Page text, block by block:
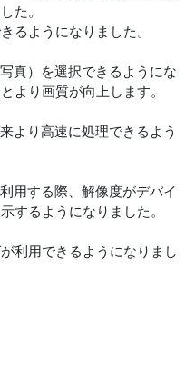
た。
るようになりました。
真）を選択できるようにな
より画質が向上します。
より高速に処理できるよう
用する際、解像度がデバイ
するようになりました。
利用できるようになりまし